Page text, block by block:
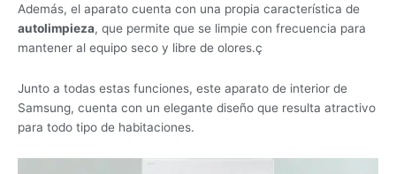
Además, el aparato cuenta con una propia característica de
autolimpieza, que permite que se limpie con frecuencia para
mantener al equipo seco y libre de olores.ç
Junto a todas estas funciones, este aparato de interior de
Samsung, cuenta con un elegante diseño que resulta atractivo
para todo tipo de habitaciones.